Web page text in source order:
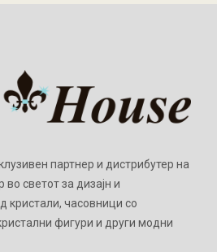
партнер и дистрибутер на
светот за дизајн и
кристали, часовници со
фигури и други модни